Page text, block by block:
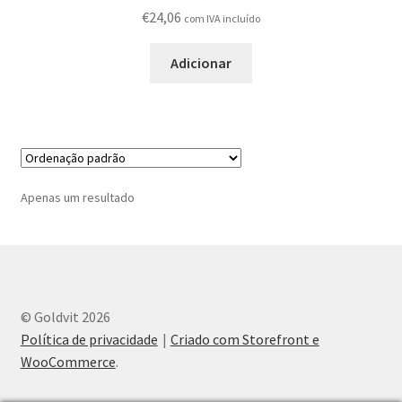
Registar-me como Profissional
Terminar compra
€24,06 com IVA incluído
Adicionar
Apenas um resultado
© Goldvit 2026
Política de privacidade
Criado com Storefront e
WooCommerce.